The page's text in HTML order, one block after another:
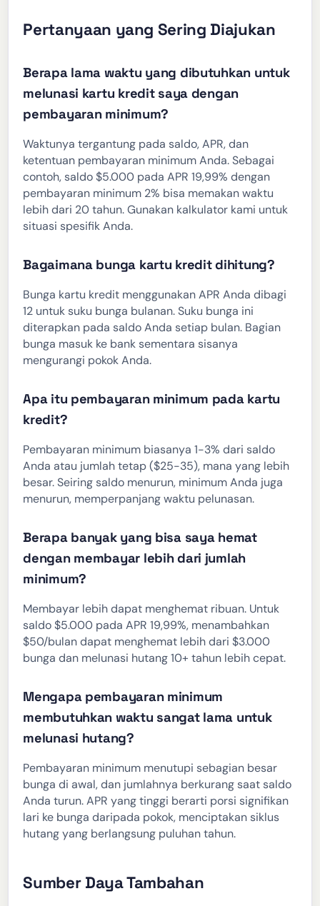
Pertanyaan yang Sering Diajukan
Berapa lama waktu yang dibutuhkan untuk
melunasi kartu kredit saya dengan
pembayaran minimum?
Waktunya tergantung pada saldo, APR, dan
ketentuan pembayaran minimum Anda. Sebagai
contoh, saldo $5.000 pada APR 19,99% dengan
pembayaran minimum 2% bisa memakan waktu
lebih dari 20 tahun. Gunakan kalkulator kami untuk
situasi spesifik Anda.
Bagaimana bunga kartu kredit dihitung?
Bunga kartu kredit menggunakan APR Anda dibagi
12 untuk suku bunga bulanan. Suku bunga ini
diterapkan pada saldo Anda setiap bulan. Bagian
bunga masuk ke bank sementara sisanya
mengurangi pokok Anda.
Apa itu pembayaran minimum pada kartu
kredit?
Pembayaran minimum biasanya 1-3% dari saldo
Anda atau jumlah tetap ($25-35), mana yang lebih
besar. Seiring saldo menurun, minimum Anda juga
menurun, memperpanjang waktu pelunasan.
Berapa banyak yang bisa saya hemat
dengan membayar lebih dari jumlah
minimum?
Membayar lebih dapat menghemat ribuan. Untuk
saldo $5.000 pada APR 19,99%, menambahkan
$50/bulan dapat menghemat lebih dari $3.000
bunga dan melunasi hutang 10+ tahun lebih cepat.
Mengapa pembayaran minimum
membutuhkan waktu sangat lama untuk
melunasi hutang?
Pembayaran minimum menutupi sebagian besar
bunga di awal, dan jumlahnya berkurang saat saldo
Anda turun. APR yang tinggi berarti porsi signifikan
lari ke bunga daripada pokok, menciptakan siklus
hutang yang berlangsung puluhan tahun.
Sumber Daya Tambahan